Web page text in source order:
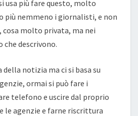
usa più fare questo, molto
più nemmeno i giornalisti, e non
cosa molto privata, ma nei
descrivono.
della notizia ma ci si basa su
ormai si può fare i
telefono e uscire dal proprio
le agenzie e farne riscrittura